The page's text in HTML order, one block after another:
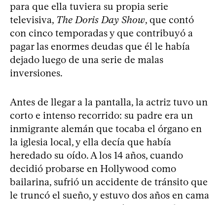
para que ella tuviera su propia serie
televisiva, The Doris Day Show, que contó
con cinco temporadas y que contribuyó a
pagar las enormes deudas que él le había
dejado luego de una serie de malas
inversiones.
Antes de llegar a la pantalla, la actriz tuvo un
corto e intenso recorrido: su padre era un
inmigrante alemán que tocaba el órgano en
la iglesia local, y ella decía que había
heredado su oído. A los 14 años, cuando
decidió probarse en Hollywood como
bailarina, sufrió un accidente de tránsito que
le truncó el sueño, y estuvo dos años en cama